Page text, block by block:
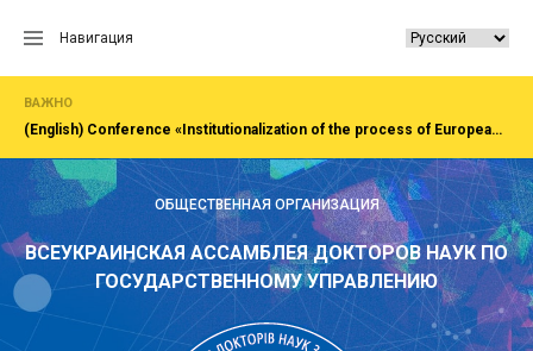
Навигация
ВАЖНО
(English) Сonference «Institutionalization of the process of European integration of society, economy, administration»Rivne, National University of water and EnvironmentFirst All-Ukrainian Congress of doctors in public administration
ОБЩЕСТВЕННАЯ ОРГАНИЗАЦИЯ
ВСЕУКРАИНСКАЯ АССАМБЛЕЯ ДОКТОРОВ НАУК ПО
ГОСУДАРСТВЕННОМУ УПРАВЛЕНИЮ